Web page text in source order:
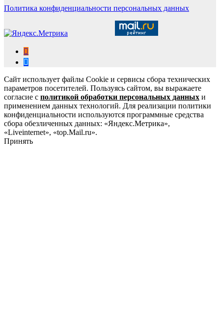
Политика конфиденциальности персональных данных
Сайт использует файлы Cookie и сервисы сбора технических
параметров посетителей. Пользуясь сайтом, вы выражаете
согласие с политикой обработки персональных данных и
применением данных технологий. Для реализации политики
конфиденциальности используются программные средства
сбора обезличенных данных: «Яндекс.Метрика»,
«Liveinternet», «top.Mail.ru».
Принять